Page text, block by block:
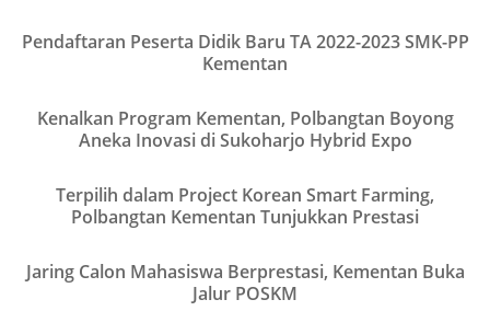
VIEW
Pendaftaran Peserta Didik Baru TA 2022-2023 SMK-PP
Kementan
VIEW
Kenalkan Program Kementan, Polbangtan Boyong
Aneka Inovasi di Sukoharjo Hybrid Expo
VIEW
Terpilih dalam Project Korean Smart Farming,
Polbangtan Kementan Tunjukkan Prestasi
VIEW
Jaring Calon Mahasiswa Berprestasi, Kementan Buka
Jalur POSKM